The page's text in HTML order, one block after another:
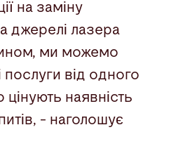
на заміну
джерелі лазера
ми можемо
від одного
наявність
- наголошує